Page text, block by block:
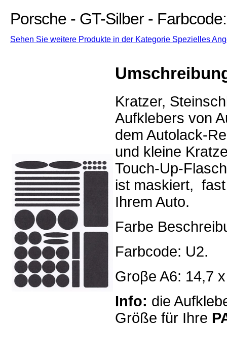
Porsche - GT-Silber -
Sehen Sie weitere Produkte in der Kategorie Spezielles
Kratzer,
Aufklebers von
dem Autolack-
und kleine
Touch-Up-
ist maskiert,
Ihrem Auto.
Farbe
Farbcode: U2.
Groβe A6: 14,7
Info: die
Größe für Ihre